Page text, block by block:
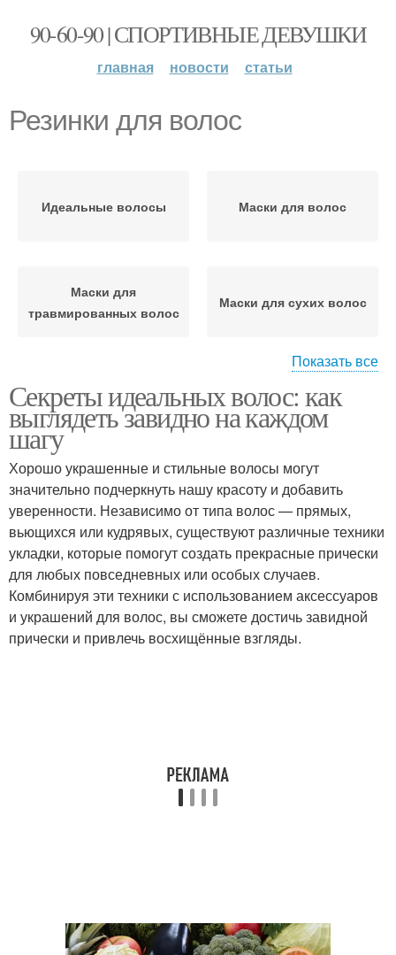
90-60-90 | СПОРТИВНЫЕ ДЕВУШКИ
главная новости статьи
Резинки для волос
Идеальные волосы Маски для волос
Маски для
травмированных волос
Маски для сухих волос
использовании
Влажные волосы
Прически с накладными
волосами
Показать все
Секреты идеальных волос: как
выглядеть завидно на каждом
шагу
Хорошо украшенные и стильные волосы могут
значительно подчеркнуть нашу красоту и добавить
уверенности. Независимо от типа волос — прямых,
вьющихся или кудрявых, существуют различные техники
укладки, которые помогут создать прекрасные прически
для любых повседневных или особых случаев.
Комбинируя эти техники с использованием аксессуаров
и украшений для волос, вы сможете достичь завидной
прически и привлечь восхищённые взгляды.